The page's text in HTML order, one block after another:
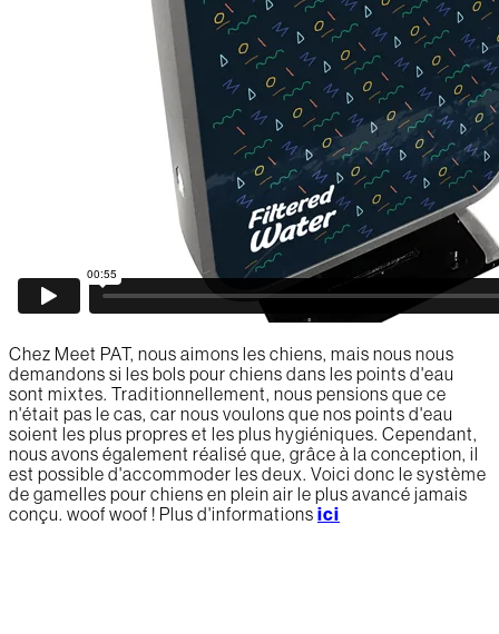
Chez Meet PAT, nous aimons les chiens, mais nous nous
demandons si les bols pour chiens dans les points d'eau
sont mixtes. Traditionnellement, nous pensions que ce
n'était pas le cas, car nous voulons que nos points d'eau
soient les plus propres et les plus hygiéniques. Cependant,
nous avons également réalisé que, grâce à la conception, il
est possible d'accommoder les deux. Voici donc le système
de gamelles pour chiens en plein air le plus avancé jamais
conçu. woof woof ! Plus d'informations ici